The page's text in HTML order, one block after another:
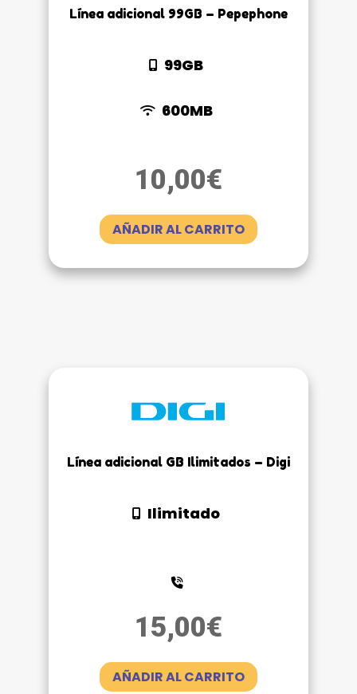
Línea adicional 99GB – Pepephone
99GB
600MB
10,00€
AÑADIR AL CARRITO
Línea adicional GB Ilimitados – Digi
Ilimitado
15,00€
AÑADIR AL CARRITO